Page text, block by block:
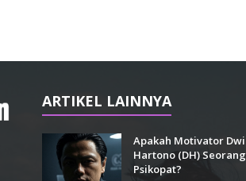
ARTIKEL LAINNYA
Apakah Motivator Dwi
Hartono (DH) Seorang
Psikopat?